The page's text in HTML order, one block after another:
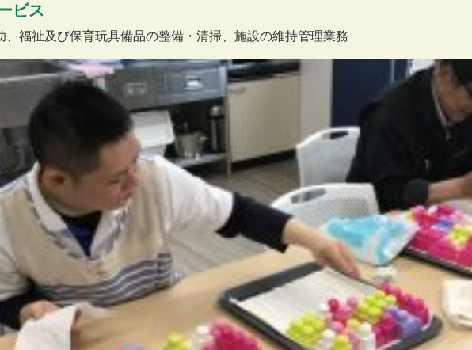
ビス
、福祉及び保育玩具備品の整備・清掃、施設の維持管理業務